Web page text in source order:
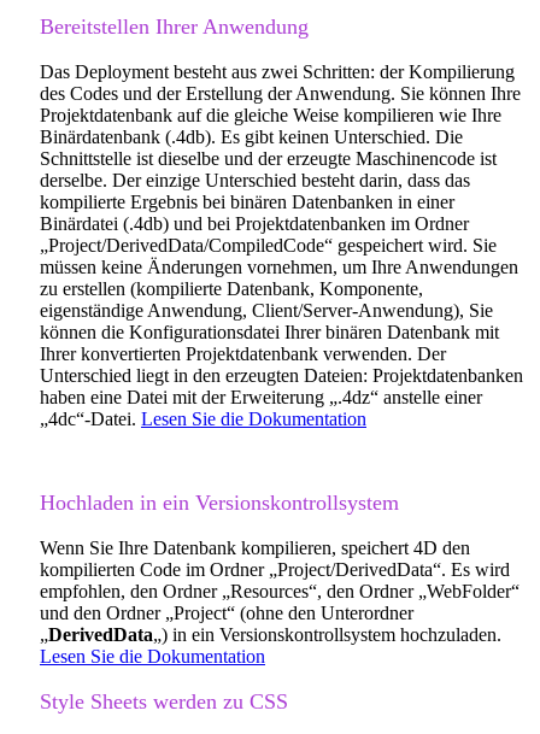
Bereitstellen Ihrer Anwendung
Das Deployment besteht aus zwei Schritten: der Kompilierung
des Codes und der Erstellung der Anwendung. Sie können Ihre
Projektdatenbank auf die gleiche Weise kompilieren wie Ihre
Binärdatenbank (.4db). Es gibt keinen Unterschied. Die
Schnittstelle ist dieselbe und der erzeugte Maschinencode ist
derselbe. Der einzige Unterschied besteht darin, dass das
kompilierte Ergebnis bei binären Datenbanken in einer
Binärdatei (.4db) und bei Projektdatenbanken im Ordner
„Project/DerivedData/CompiledCode“ gespeichert wird. Sie
müssen keine Änderungen vornehmen, um Ihre Anwendungen
zu erstellen (kompilierte Datenbank, Komponente,
eigenständige Anwendung, Client/Server-Anwendung), Sie
können die Konfigurationsdatei Ihrer binären Datenbank mit
Ihrer konvertierten Projektdatenbank verwenden. Der
Unterschied liegt in den erzeugten Dateien: Projektdatenbanken
haben eine Datei mit der Erweiterung „.4dz“ anstelle einer
„4dc“-Datei. Lesen Sie die Dokumentation
Hochladen in ein Versionskontrollsystem
Wenn Sie Ihre Datenbank kompilieren, speichert 4D den
kompilierten Code im Ordner „Project/DerivedData“. Es wird
empfohlen, den Ordner „Resources“, den Ordner „WebFolder“
und den Ordner „Project“ (ohne den Unterordner
„DerivedData„) in ein Versionskontrollsystem hochzuladen.
Lesen Sie die Dokumentation
Style Sheets werden zu CSS